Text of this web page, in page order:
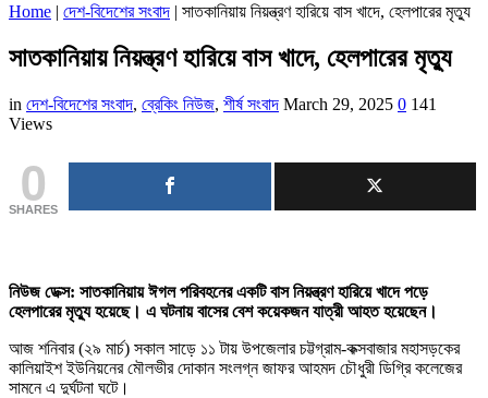
Home | দেশ-বিদেশের সংবাদ | সাতকানিয়ায় নিয়ন্ত্রণ হারিয়ে বাস খাদে, হেলপারের মৃত্যু
সাতকানিয়ায় নিয়ন্ত্রণ হারিয়ে বাস খাদে, হেলপারের মৃত্যু
in দেশ-বিদেশের সংবাদ, ব্রেকিং নিউজ, শীর্ষ সংবাদ March 29, 2025 0 141
Views
0
SHARES
নিউজ ডেক্স: সাতকানিয়ায় ঈগল পরিবহনের একটি বাস নিয়ন্ত্রণ হারিয়ে খাদে পড়ে
হেলপারের মৃত্যু হয়েছে। এ ঘটনায় বাসের বেশ কয়েকজন যাত্রী আহত হয়েছেন।
আজ শনিবার (২৯ মার্চ) সকাল সাড়ে ১১ টায় উপজেলার চট্টগ্রাম-কক্সবাজার মহাসড়কের
কালিয়াইশ ইউনিয়নের মৌলভীর দোকান সংলগ্ন জাফর আহমদ চৌধুরী ডিগ্রি কলেজের
সামনে এ দুর্ঘটনা ঘটে।